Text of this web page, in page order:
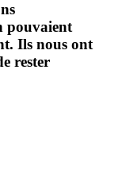
pouvaient
Ils nous ont
rester